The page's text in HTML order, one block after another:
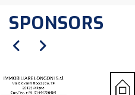
SPONSORS